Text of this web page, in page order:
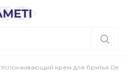
Успокаивающий крем для бритья